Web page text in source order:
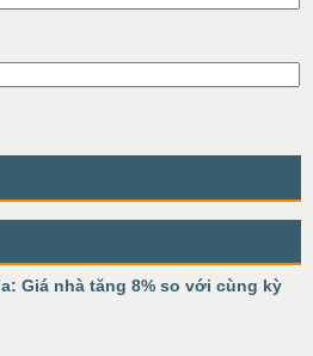
Giá nhà tăng 8% so với cùng kỳ